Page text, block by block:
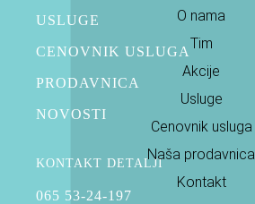
USLUGE
CENOVNIK USLUGA
PRODAVNICA
NOVOSTI
KONTAKT DETALJI
065 53-24-197
O nama
Tim
Akcije
Usluge
Cenovnik usluga
Naša prodavnica
Kontakt